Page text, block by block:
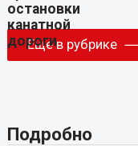
Еще в рубрике
Подробно